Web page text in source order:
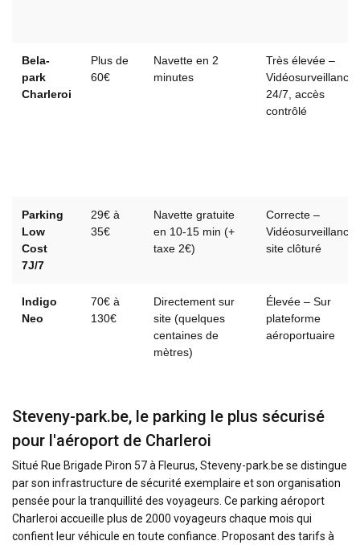
Bela-
park
Charleroi
Plus de
60€
Navette en 2
minutes
Très élevée –
Vidéosurveillance
24/7, accès
contrôlé
Parking
Low
Cost
7J/7
29€ à
35€
Navette gratuite
en 10-15 min (+
taxe 2€)
Correcte –
Vidéosurveillance,
site clôturé
Indigo
Neo
70€ à
130€
Directement sur
site (quelques
centaines de
mètres)
Élevée – Sur
plateforme
aéroportuaire
Steveny-park.be, le parking le plus sécurisé
pour l'aéroport de Charleroi
Situé Rue Brigade Piron 57 à Fleurus, Steveny-park.be se distingue
par son infrastructure de sécurité exemplaire et son organisation
pensée pour la tranquillité des voyageurs. Ce parking aéroport
Charleroi accueille plus de 2000 voyageurs chaque mois qui
confient leur véhicule en toute confiance. Proposant des tarifs à